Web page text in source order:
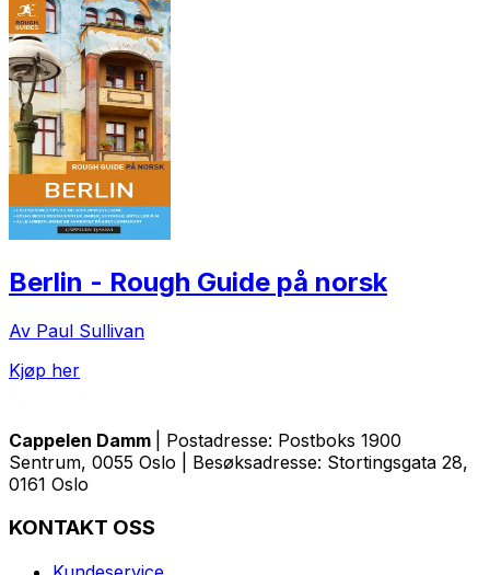
Berlin - Rough Guide på norsk
Av Paul Sullivan
Kjøp her
Cappelen Damm
| Postadresse: Postboks 1900
Sentrum, 0055 Oslo | Besøksadresse: Stortingsgata 28,
0161 Oslo
KONTAKT OSS